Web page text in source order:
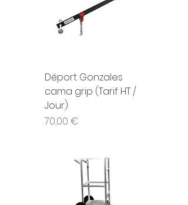
Déport Gonzales
cama grip (Tarif HT /
Jour)
Prix
70,00 €